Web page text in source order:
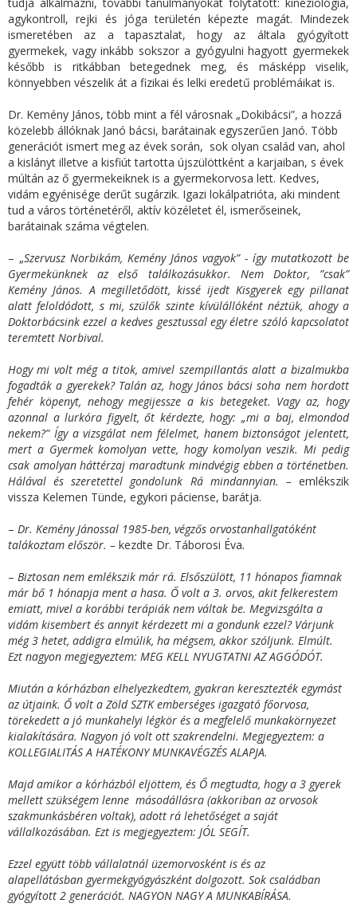
agykontroll, rejki és jóga területén képezte magát. Mindezek
ismeretében az a tapasztalat, hogy az általa gyógyított
gyermekek, vagy inkább sokszor a gyógyulni hagyott gyermekek
később is ritkábban betegednek meg, és másképp viselik,
könnyebben vészelik át a fizikai és lelki eredetű problémáikat is.
Dr. Kemény János, több mint a fél városnak „Dokibácsi”, a hozzá
közelebb állóknak Janó bácsi, barátainak egyszerűen Janó. Több
generációt ismert meg az évek során, sok olyan család van, ahol
a kislányt illetve a kisfiút tartotta újszülöttként a karjaiban, s évek
múltán az ő gyermekeiknek is a gyermekorvosa lett. Kedves,
vidám egyénisége derűt sugárzik. Igazi lokálpatrióta, aki mindent
tud a város történetéről, aktív közéletet él, ismerőseinek,
barátainak száma végtelen.
– „Szervusz Norbikám, Kemény János vagyok” - így mutatkozott be
Gyermekünknek az első találkozásukkor. Nem Doktor, ”csak”
Kemény János. A megilletődött, kissé ijedt Kisgyerek egy pillanat
alatt feloldódott, s mi, szülők szinte kívülállóként néztük, ahogy a
Doktorbácsink ezzel a kedves gesztussal egy életre szóló kapcsolatot
teremtett Norbival.
Hogy mi volt még a titok, amivel szempillantás alatt a bizalmukba
fogadták a gyerekek? Talán az, hogy János bácsi soha nem hordott
fehér köpenyt, nehogy megijessze a kis betegeket. Vagy az, hogy
azonnal a lurkóra figyelt, őt kérdezte, hogy: „mi a baj, elmondod
nekem?” Így a vizsgálat nem félelmet, hanem biztonságot jelentett,
mert a Gyermek komolyan vette, hogy komolyan veszik. Mi pedig
csak amolyan háttérzaj maradtunk mindvégig ebben a történetben.
Hálával és szeretettel gondolunk Rá mindannyian. –emlékszik
vissza Kelemen Tünde, egykori páciense, barátja.
– Dr. Kemény Jánossal 1985-ben, végzős orvostanhallgatóként
talákoztam először. – kezdte Dr. Táborosi Éva.
– Biztosan nem emlékszik már rá. Elsőszülött, 11 hónapos fiamnak
már bő 1 hónapja ment a hasa. Ő volt a 3. orvos, akit felkerestem
emiatt, mivel a korábbi terápiák nem váltak be. Megvizsgálta a
vidám kisembert és annyit kérdezett mi a gondunk ezzel? Várjunk
még 3 hetet, addigra elmúlik, ha mégsem, akkor szóljunk. Elmúlt.
Ezt nagyon megjegyeztem: MEG KELL NYUGTATNI AZ AGGÓDÓT.
Miután a kórházban elhelyezkedtem, gyakran keresztezték egymást
az útjaink. Ő volt a Zöld SZTK emberséges igazgató főorvosa,
törekedett a jó munkahelyi légkör és a megfelelő munkakörnyezet
kialakítására. Nagyon jó volt ott szakrendelni. Megjegyeztem: a
KOLLEGIALITÁS A HATÉKONY MUNKAVÉGZÉS ALAPJA.
Majd amikor a kórházból eljöttem, és Ő megtudta, hogy a 3 gyerek
mellett szükségem lenne másodállásra (akkoriban az orvosok
szakmunkásbéren voltak), adott rá lehetőséget a saját
vállalkozásában. Ezt is megjegyeztem: JÓL SEGÍT.
Ezzel együtt több vállalatnál üzemorvosként is és az
alapellátásban gyermekgyógyászként dolgozott. Sok családban
gyógyított 2 generációt. NAGYON NAGY A MUNKABÍRÁSA.